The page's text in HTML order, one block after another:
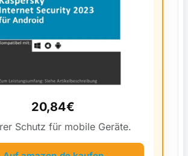
20,84€
Schutz für mobile Geräte.